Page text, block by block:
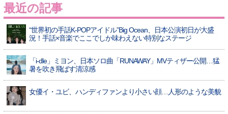
最近の記事
“世界初の手話K-POPアイドル”Big Ocean、日本公演初日が大盛
況！手話×音楽でここでしか味わえない特別なステージ
「i-dle」ミヨン、日本ソロ曲「RUNAWAY」MVティザー公開…猛
暑を吹き飛ばす清涼感
女優イ・ユビ、ハンディファンより小さい顔…人形のような美貌